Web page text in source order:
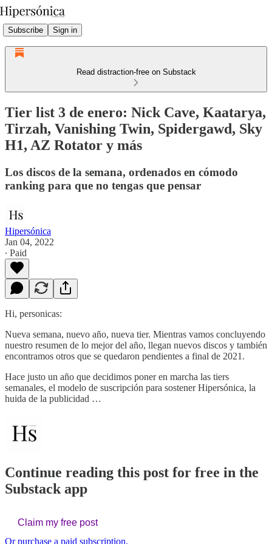
Subscribe Sign in
Read distraction-free on Substack
Tier list 3 de enero: Nick Cave, Kaatarya,
Tirzah, Vanishing Twin, Spidergawd, Sky
H1, AZ Rotator y más
Los discos de la semana, ordenados en cómodo
ranking para que no tengas que pensar
Hipersónica
Jan 04, 2022
∙ Paid
Hi, personicas:
Nueva semana, nuevo año, nueva tier. Mientras vamos concluyendo
nuestro resumen de lo mejor del año, llegan nuevos discos y también
encontramos otros que se quedaron pendientes a final de 2021.
Hace justo un año que decidimos poner en marcha las tiers
semanales, el modelo de suscripción para sostener Hipersónica, la
huida de la publicidad …
Continue reading this post for free in the
Substack app
Claim my free post
Or purchase a paid subscription.